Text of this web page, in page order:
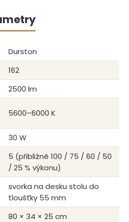
Durston
162
2500 lm
5600–6000 K
30 W
5 (přibližně 100 / 75 / 60 / 50
/ 25 % výkonu)
svorka na desku stolu do
tloušťky 55 mm
80 × 34 × 25 cm